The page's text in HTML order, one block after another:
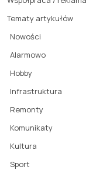
Tematy artykułów
Nowości
Alarmowo
Hobby
Infrastruktura
Remonty
Komunikaty
Kultura
Sport